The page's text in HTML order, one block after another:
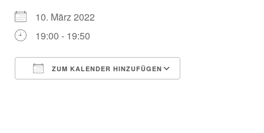
10. März 2022
19:00 - 19:50
ZUM KALENDER HINZUFÜGEN